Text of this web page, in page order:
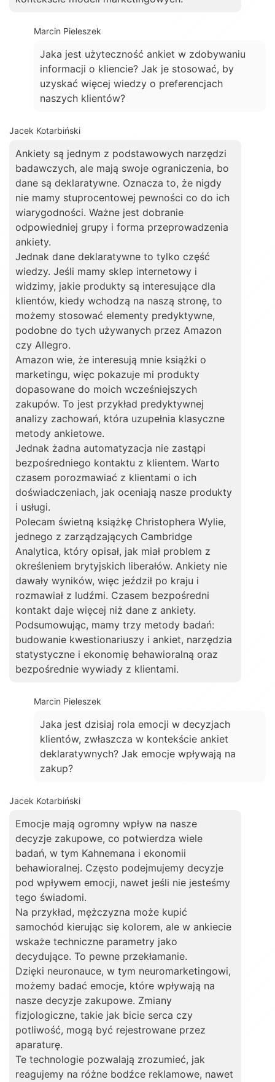
Marcin Pieleszek
Jaka jest użyteczność ankiet w zdobywaniu
informacji o kliencie? Jak je stosować, by
uzyskać więcej wiedzy o preferencjach
naszych klientów?
Jacek Kotarbiński
Ankiety są jednym z podstawowych narzędzi
badawczych, ale mają swoje ograniczenia, bo
dane są deklaratywne. Oznacza to, że nigdy
nie mamy stuprocentowej pewności co do ich
wiarygodności. Ważne jest dobranie
odpowiedniej grupy i forma przeprowadzenia
ankiety.
Jednak dane deklaratywne to tylko część
wiedzy. Jeśli mamy sklep internetowy i
widzimy, jakie produkty są interesujące dla
klientów, kiedy wchodzą na naszą stronę, to
możemy stosować elementy predyktywne,
podobne do tych używanych przez Amazon
czy Allegro.
Amazon wie, że interesują mnie książki o
marketingu, więc pokazuje mi produkty
dopasowane do moich wcześniejszych
zakupów. To jest przykład predyktywnej
analizy zachowań, która uzupełnia klasyczne
metody ankietowe.
Jednak żadna automatyzacja nie zastąpi
bezpośredniego kontaktu z klientem. Warto
czasem porozmawiać z klientami o ich
doświadczeniach, jak oceniają nasze produkty
i usługi.
Polecam świetną książkę Christophera Wylie,
jednego z zarządzających Cambridge
Analytica, który opisał, jak miał problem z
określeniem brytyjskich liberałów. Ankiety nie
dawały wyników, więc jeździł po kraju i
rozmawiał z ludźmi. Czasem bezpośredni
kontakt daje więcej niż dane z ankiety.
Podsumowując, mamy trzy metody badań:
budowanie kwestionariuszy i ankiet, narzędzia
statystyczne i ekonomię behawioralną oraz
bezpośrednie wywiady z klientami.
Marcin Pieleszek
Jaka jest dzisiaj rola emocji w decyzjach
klientów, zwłaszcza w kontekście ankiet
deklaratywnych? Jak emocje wpływają na
zakup?
Jacek Kotarbiński
Emocje mają ogromny wpływ na nasze
decyzje zakupowe, co potwierdza wiele
badań, w tym Kahnemana i ekonomii
behawioralnej. Często podejmujemy decyzje
pod wpływem emocji, nawet jeśli nie jesteśmy
tego świadomi.
Na przykład, mężczyzna może kupić
samochód kierując się kolorem, ale w ankiecie
wskaże techniczne parametry jako
decydujące. To pewne przekłamanie.
Dzięki neuronauce, w tym neuromarketingowi,
możemy badać emocje, które wpływają na
nasze decyzje zakupowe. Zmiany
fizjologiczne, takie jak bicie serca czy
potliwość, mogą być rejestrowane przez
aparaturę.
Te technologie pozwalają zrozumieć, jak
reagujemy na różne bodźce reklamowe, nawet